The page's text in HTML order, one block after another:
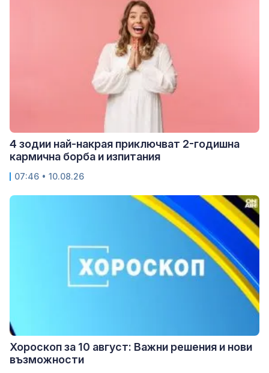
4 зодии най-накрая приключват 2-годишна
кармична борба и изпитания
07:46 • 10.08.26
Хороскоп за 10 август: Важни решения и нови
възможности